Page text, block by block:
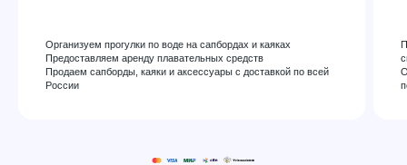
Организуем прогулки по воде на сапбордах и каяках
Предоставляем аренду плавательных средств
Продаем сапборды, каяки и аксессуары с доставкой по всей
России